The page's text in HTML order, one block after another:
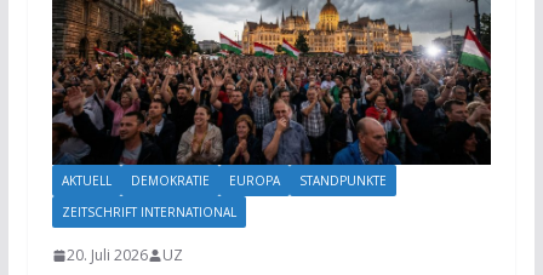
AKTUELL DEMOKRATIE EUROPA
STANDPUNKTE
ZEITSCHRIFT INTERNATIONAL
20. Juli 2026 UZ